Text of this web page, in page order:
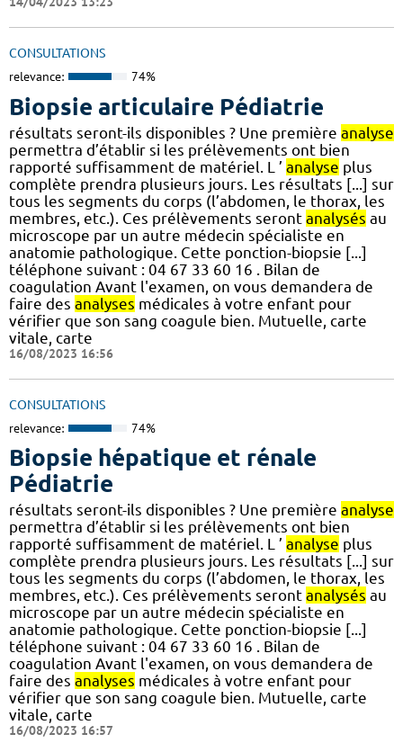
CONSULTATIONS
relevance: 74%
Biopsie articulaire Pédiatrie
résultats seront-ils disponibles ? Une première analyse
permettra d’établir si les prélèvements ont bien
rapporté suffisamment de matériel. L ’ analyse plus
complète prendra plusieurs jours. Les résultats [...] sur
tous les segments du corps (l’abdomen, le thorax, les
membres, etc.). Ces prélèvements seront analysés au
microscope par un autre médecin spécialiste en
anatomie pathologique. Cette ponction-biopsie [...]
téléphone suivant : 04 67 33 60 16 . Bilan de
coagulation Avant l'examen, on vous demandera de
faire des analyses médicales à votre enfant pour
vérifier que son sang coagule bien. Mutuelle, carte
vitale, carte
16/08/2023 16:56
CONSULTATIONS
relevance: 74%
Biopsie hépatique et rénale
Pédiatrie
résultats seront-ils disponibles ? Une première analyse
permettra d’établir si les prélèvements ont bien
rapporté suffisamment de matériel. L ’ analyse plus
complète prendra plusieurs jours. Les résultats [...] sur
tous les segments du corps (l’abdomen, le thorax, les
membres, etc.). Ces prélèvements seront analysés au
microscope par un autre médecin spécialiste en
anatomie pathologique. Cette ponction-biopsie [...]
téléphone suivant : 04 67 33 60 16 . Bilan de
coagulation Avant l'examen, on vous demandera de
faire des analyses médicales à votre enfant pour
vérifier que son sang coagule bien. Mutuelle, carte
vitale, carte
16/08/2023 16:57